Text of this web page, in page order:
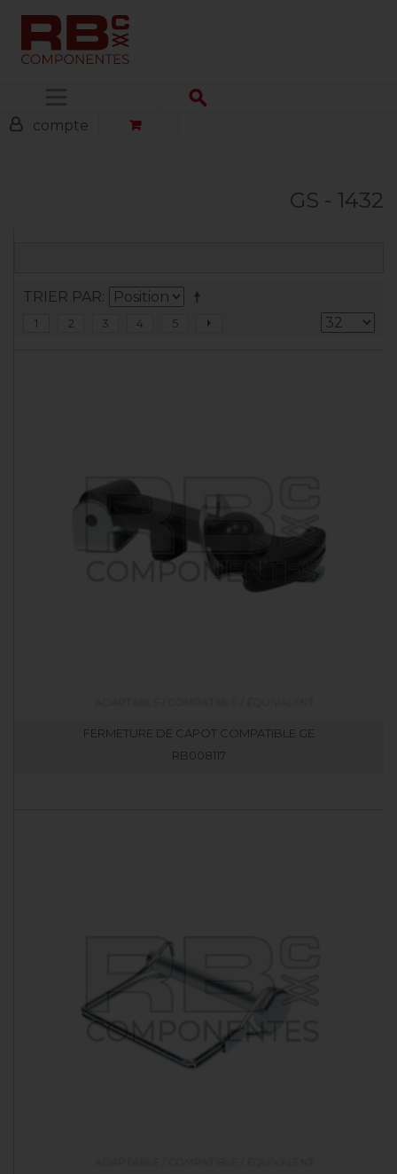
compte
GS - 1432
TRIER PAR
1 2 3 4 5
FERMETURE DE CAPOT COMPATIBLE GE
RB008117